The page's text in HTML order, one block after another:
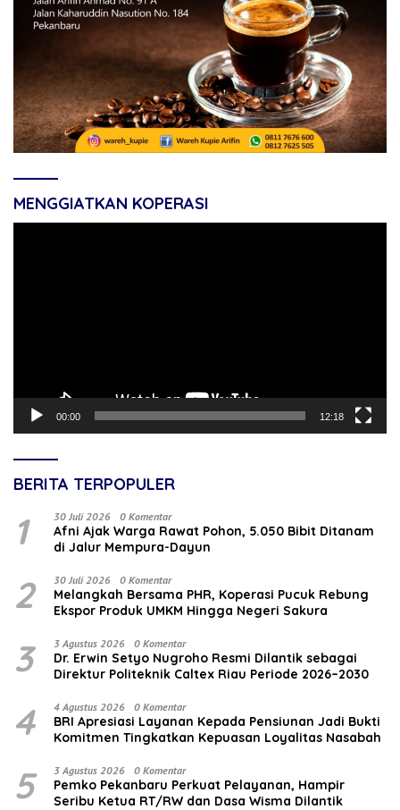
MENGGIATKAN KOPERASI
00:00 12:18
BERITA TERPOPULER
1 30 Juli 2026 0 Komentar
Afni Ajak Warga Rawat Pohon, 5.050 Bibit Ditanam
di Jalur Mempura-Dayun
2 30 Juli 2026 0 Komentar
Melangkah Bersama PHR, Koperasi Pucuk Rebung
Ekspor Produk UMKM Hingga Negeri Sakura
3 3 Agustus 2026 0 Komentar
‎Dr. Erwin Setyo Nugroho Resmi Dilantik sebagai
Direktur Politeknik Caltex Riau Periode 2026–2030
4 4 Agustus 2026 0 Komentar
BRI Apresiasi Layanan Kepada Pensiunan Jadi Bukti
Komitmen Tingkatkan Kepuasan Loyalitas Nasabah
5 3 Agustus 2026 0 Komentar
Pemko Pekanbaru Perkuat Pelayanan, Hampir
Seribu Ketua RT/RW dan Dasa Wisma Dilantik